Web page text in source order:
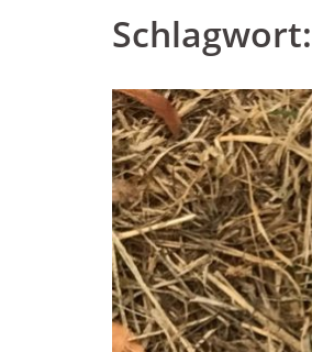
Schlagwort: